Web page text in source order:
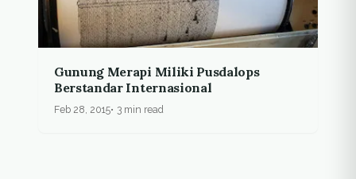
Gunung Merapi Miliki Pusdalops
Berstandar Internasional
Feb 28, 2015 3 min read